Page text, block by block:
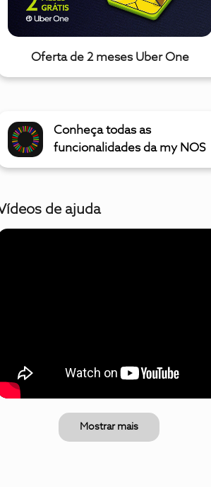
Oferta de 2 meses Uber One
Conheça todas as
funcionalidades da my NOS
de ajuda
Mostrar mais